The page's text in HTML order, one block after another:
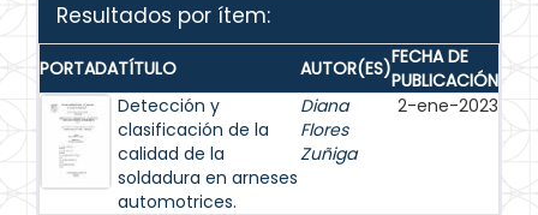
Resultados por ítem:
PORTADATÍTULO AUTOR(ES)FECHA DE
PUBLICACIÓN
Detección y
clasificación de la
calidad de la
soldadura en arneses
automotrices.
Diana
Flores
Zuñiga
2-ene-2023